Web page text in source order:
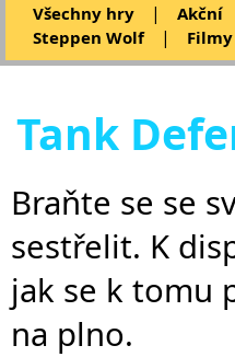
Všechny hry | Akční
Steppen Wolf
|
Tank
Braňte se se
sestřelit. K
jak se k tomu
na plno.